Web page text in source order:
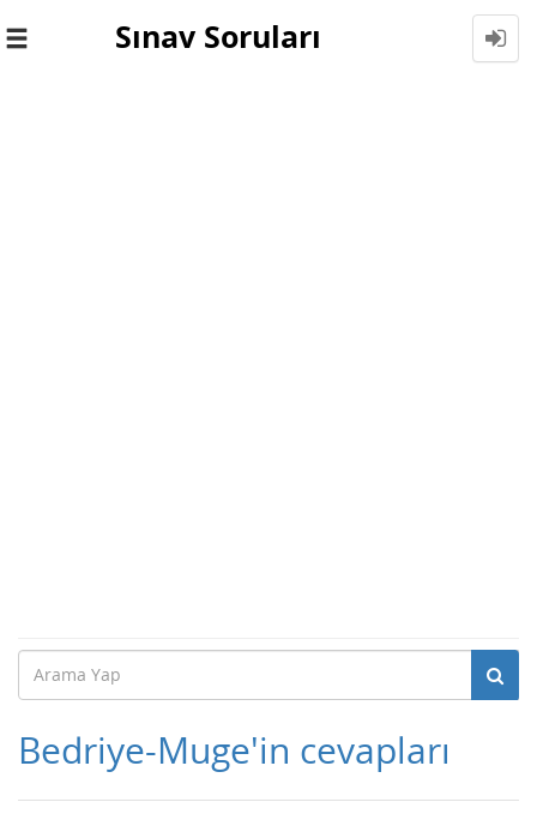
Toggle
Sınav Soruları
Bedriye-Muge'in cevapları